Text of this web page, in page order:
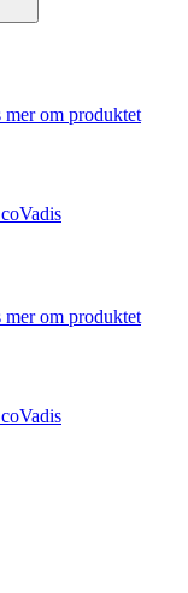
mer om produktet
mer om produktet